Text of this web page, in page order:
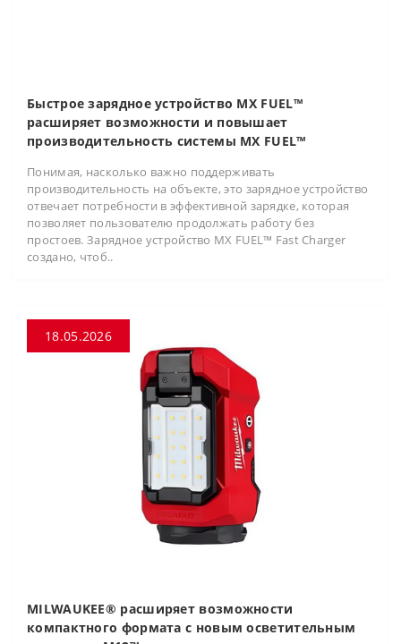
Быстрое зарядное устройство MX FUEL™
расширяет возможности и повышает
производительность системы MX FUEL™
Понимая, насколько важно поддерживать
производительность на объекте, это зарядное устройство
отвечает потребности в эффективной зарядке, которая
позволяет пользователю продолжать работу без
простоев. Зарядное устройство MX FUEL™ Fast Charger
создано, чтоб..
18.05.2026
MILWAUKEE® расширяет возможности
компактного формата с новым осветительным